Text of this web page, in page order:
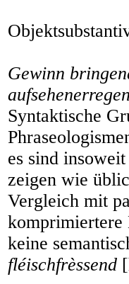
Gewinn
Syntaktische
es sind
zeigen wie
Vergleich mit
komprimiertere
keine
fléischfrèssend